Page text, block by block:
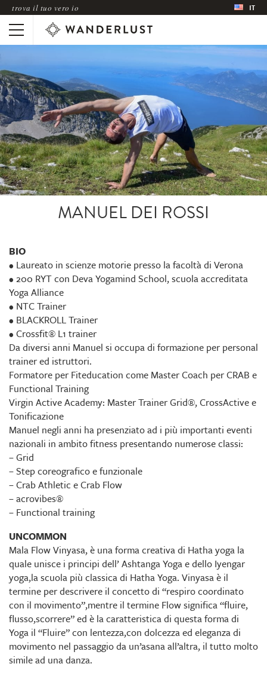
trova il tuo vero io IT
MANUEL DEI ROSSI
BIO
• Laureato in scienze motorie presso la facoltà di Verona
• 200 RYT con Deva Yogamind School, scuola accreditata
Yoga Alliance
• NTC Trainer
• BLACKROLL Trainer
• Crossfit® L1 trainer
Da diversi anni Manuel si occupa di formazione per personal
trainer ed istruttori.
Formatore per Fiteducation come Master Coach per CRAB e
Functional Training
Virgin Active Academy: Master Trainer Grid®, CrossActive e
Tonificazione
Manuel negli anni ha presenziato ad i più importanti eventi
nazionali in ambito fitness presentando numerose classi:
– Grid
– Step coreografico e funzionale
– Crab Athletic e Crab Flow
– acrovibes®
– Functional training
UNCOMMON
Mala Flow Vinyasa, è una forma creativa di Hatha yoga la
quale unisce i principi dell’ Ashtanga Yoga e dello Iyengar
yoga,la scuola più classica di Hatha Yoga. Vinyasa è il
termine per descrivere il concetto di “respiro coordinato
con il movimento”,mentre il termine Flow significa “fluire,
flusso,scorrere” ed è la caratteristica di questa forma di
Yoga il “Fluire” con lentezza,con dolcezza ed eleganza di
movimento nel passaggio da un’asana all’altra, il tutto molto
simile ad una danza.